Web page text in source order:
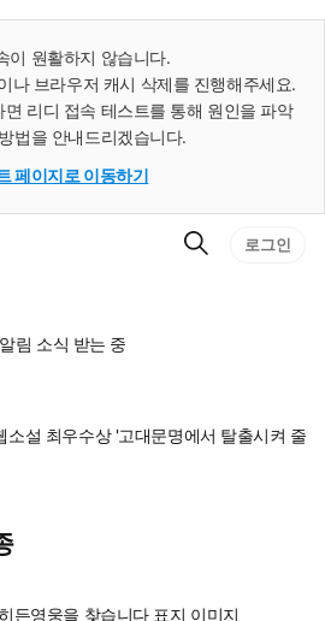
이 원활하지 않습니다.
나 브라우저 캐시 삭제를 진행해주세요.
리디 접속 테스트를 통해 원인을 파악
법을 안내드리겠습니다.
페이지로 이동하기
검
로그인
림 소식 받는 중
소설 최우수상 '고대문명에서 탈출시켜 줄